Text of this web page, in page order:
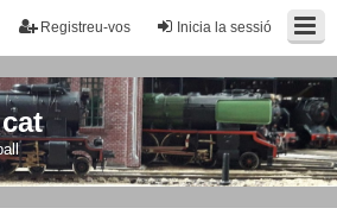
Inicia la sessió
Registreu-vos